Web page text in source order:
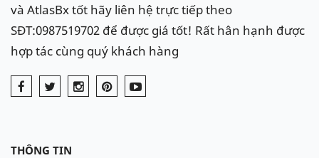
và AtlasBx tốt hãy liên hệ trực tiếp theo
SĐT:0987519702 để được giá tốt! Rất hân hạnh được
hợp tác cùng quý khách hàng
THÔNG TIN